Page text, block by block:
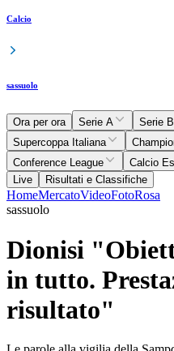
Calcio
sassuolo
Ora per ora Serie A Serie B
Supercoppa Italiana
Conference League
Calcio
Live
Risultati e Classifiche
HomeMercatoVideoFotoRosa
sassuolo
Dionisi
in tutto.
risultato"